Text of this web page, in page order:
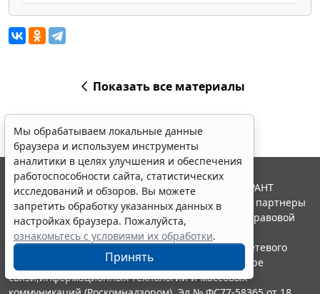
Показать все материалы
Мы обрабатываем локальные данные
браузера и используем инструменты
аналитики в целях улучшения и обеспечения
работоспособности сайта, статистических
исследований и обзоров. Вы можете
запретить обработку указанных данных в
настройках браузера. Пожалуйста,
ознакомьтесь с условиями их обработки.
Принять
© ООО "НПП "ГАРАНТ-СЕРВИС", 2026. Система ГАРАНТ
выпускается с 1990 года. Компания "Гарант" и ее партнеры
являются участниками Российской ассоциации правовой
информации ГАРАНТ.
Портал ГАРАНТ.РУ зарегистрирован в качестве сетевого
издания Федеральной службой по надзору в сфере
связи,информационных технологий и массовых